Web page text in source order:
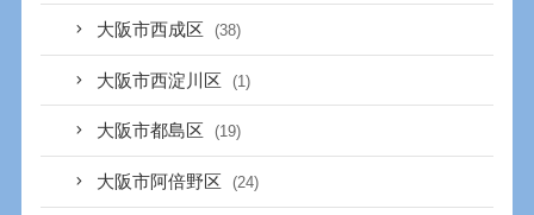
大阪市西成区 (38)
大阪市西淀川区 (1)
大阪市都島区 (19)
大阪市阿倍野区 (24)